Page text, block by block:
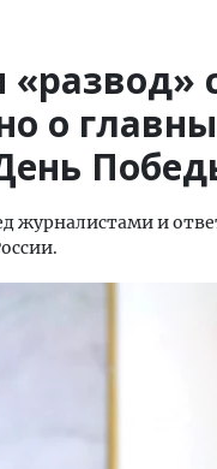
«развод»
о
журналистами и